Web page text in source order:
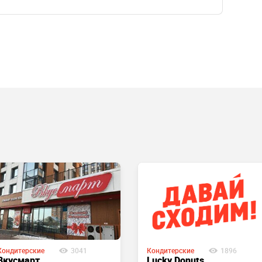
3041 Кондитерские 1896